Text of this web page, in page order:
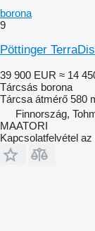
borona
9
Pöttinger
39 900 EUR ≈ 14
Tárcsás borona
Tárcsa átmérő 580
Finnország,
MAATORI
Kapcsolatfelvétel az